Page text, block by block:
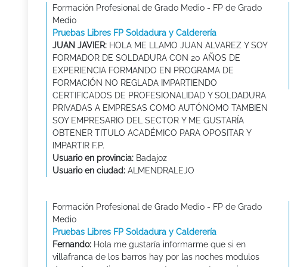
Formación Profesional de Grado Medio - FP de Grado
Medio
Pruebas Libres FP Soldadura y Calderería
JUAN JAVIER: HOLA ME LLAMO JUAN ALVAREZ Y SOY
FORMADOR DE SOLDADURA CON 20 AÑOS DE
EXPERIENCIA FORMANDO EN PROGRAMA DE
FORMACIÓN NO REGLADA IMPARTIENDO
CERTIFICADOS DE PROFESIONALIDAD Y SOLDADURA
PRIVADAS A EMPRESAS COMO AUTÓNOMO TAMBIEN
SOY EMPRESARIO DEL SECTOR Y ME GUSTARÍA
OBTENER TITULO ACADÉMICO PARA OPOSITAR Y
IMPARTIR F.P.
Usuario en provincia: Badajoz
Usuario en ciudad: ALMENDRALEJO
Formación Profesional de Grado Medio - FP de Grado
Medio
Pruebas Libres FP Soldadura y Calderería
Fernando: Hola me gustaría informarme que si en
villafranca de los barros hay por las noches modulos